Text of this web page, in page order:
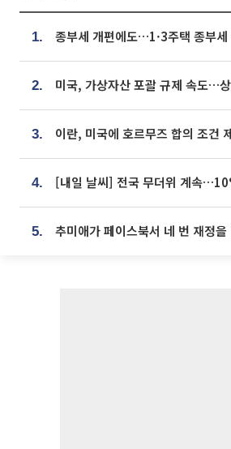
1.
2.
3.
4.
5.